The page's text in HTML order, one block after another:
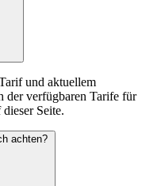
und aktuellem
der verfügbaren Tarife für
Seite.
achten?